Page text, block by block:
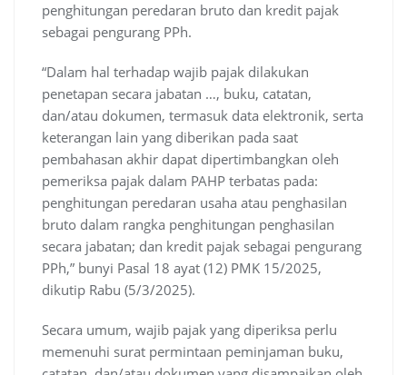
penghitungan peredaran bruto dan kredit pajak
sebagai pengurang PPh.
“Dalam hal terhadap wajib pajak dilakukan
penetapan secara jabatan …, buku, catatan,
dan/atau dokumen, termasuk data elektronik, serta
keterangan lain yang diberikan pada saat
pembahasan akhir dapat dipertimbangkan oleh
pemeriksa pajak dalam PAHP terbatas pada:
penghitungan peredaran usaha atau penghasilan
bruto dalam rangka penghitungan penghasilan
secara jabatan; dan kredit pajak sebagai pengurang
PPh,” bunyi Pasal 18 ayat (12) PMK 15/2025,
dikutip Rabu (5/3/2025).
Secara umum, wajib pajak yang diperiksa perlu
memenuhi surat permintaan peminjaman buku,